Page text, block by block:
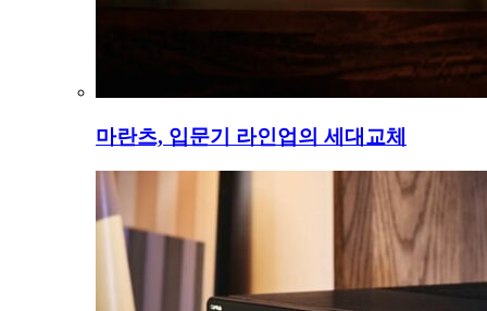
마란츠, 입문기 라인업의 세대교체